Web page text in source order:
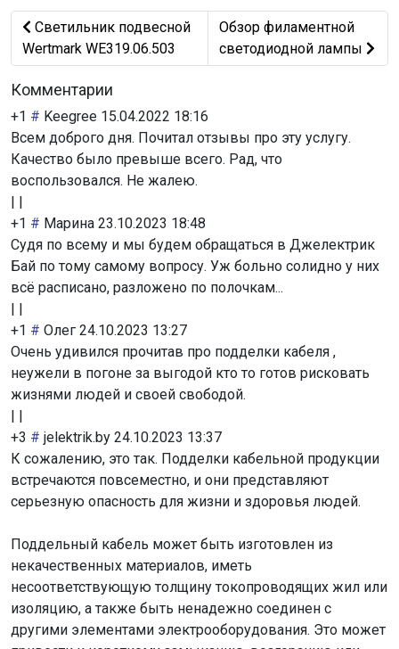
Предыдущий: Светильник подвесной Wertmark
Светильник подвесной
Wertmark WE319.06.503
Следующий: Обзор
Обзор филаментной
светодиодной лампы
Комментарии
+1 # Keegree 15.04.2022 18:16
Всем доброго дня. Почитал отзывы про эту услугу.
Качество было превыше всего. Рад, что
воспользовался. Не жалею.
+1 # Марина 23.10.2023 18:48
Судя по всему и мы будем обращаться в Джелектрик
Бай по тому самому вопросу. Уж больно солидно у них
всё расписано, разложено по полочкам...
+1 # Олег 24.10.2023 13:27
Очень удивился прочитав про подделки кабеля ,
неужели в погоне за выгодой кто то готов рисковать
жизнями людей и своей свободой.
+3 # jelektrik.by 24.10.2023 13:37
К сожалению, это так. Подделки кабельной продукции
встречаются повсеместно, и они представляют
серьезную опасность для жизни и здоровья людей.
Поддельный кабель может быть изготовлен из
некачественных материалов, иметь
несоответствующую толщину токопроводящих жил или
изоляцию, а также быть ненадежно соединен с
другими элементами электрооборудования. Это может